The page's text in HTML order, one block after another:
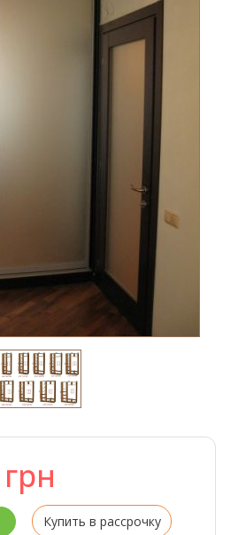
грн
Купить в рассрочку